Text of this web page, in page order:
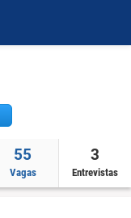
55
Vagas
3
Entrevistas